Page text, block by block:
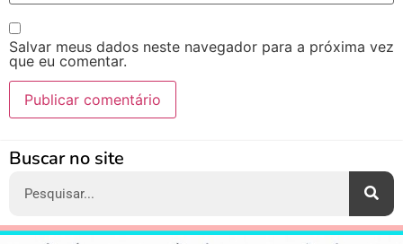
Salvar meus dados neste navegador para a próxima vez
que eu comentar.
Buscar no site